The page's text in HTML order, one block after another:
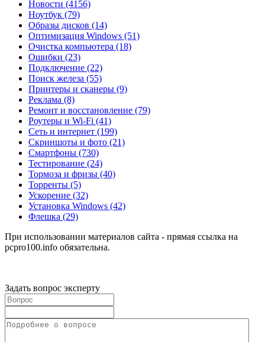
Новости (4156)
Ноутбук (79)
Образы дисков (14)
Оптимизация Windows (51)
Очистка компьютера (18)
Ошибки (23)
Подключение (22)
Поиск железа (55)
Принтеры и сканеры (9)
Реклама (8)
Ремонт и восстановление (79)
Роутеры и Wi-Fi (41)
Сеть и интернет (199)
Скриншоты и фото (21)
Смартфоны (730)
Тестирование (24)
Тормоза и фризы (40)
Торренты (5)
Ускорение (32)
Установка Windows (42)
Флешка (29)
При использовании материалов сайта - прямая ссылка на
pcpro100.info обязательна.
Задать вопрос эксперту